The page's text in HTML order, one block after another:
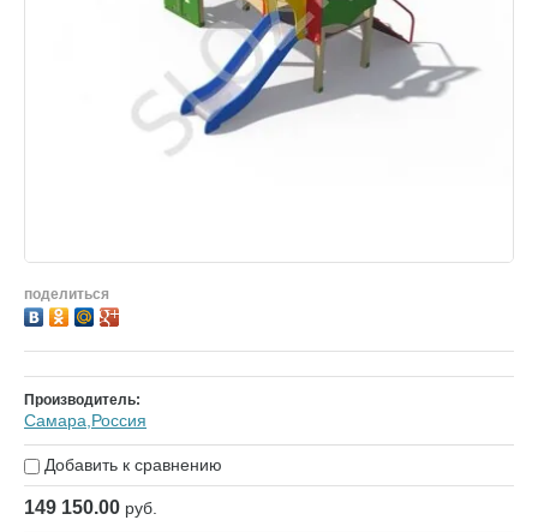
поделиться
Производитель:
Самара,Россия
Добавить к сравнению
149 150.00 руб.